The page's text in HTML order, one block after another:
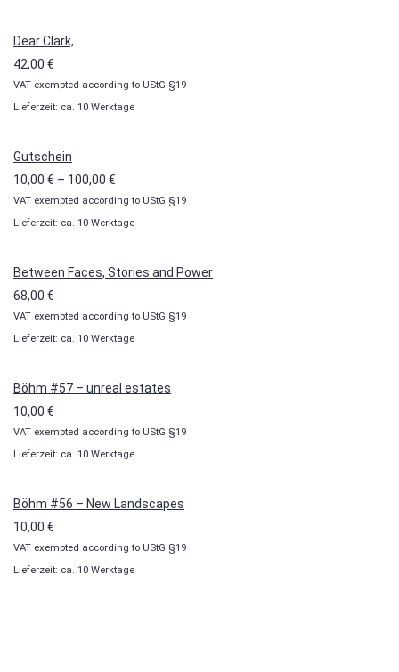
Dear Clark,
42,00 €
VAT exempted according to UStG §19
Lieferzeit: ca. 10 Werktage
Gutschein
10,00 € – 100,00 €
10,00 €
bis
VAT exempted according to UStG §19
Lieferzeit: ca. 10 Werktage
Between Faces, Stories and Power
68,00 €
VAT exempted according to UStG §19
Lieferzeit: ca. 10 Werktage
Böhm #57 – unreal estates
10,00 €
VAT exempted according to UStG §19
Lieferzeit: ca. 10 Werktage
Böhm #56 – New Landscapes
10,00 €
VAT exempted according to UStG §19
Lieferzeit: ca. 10 Werktage